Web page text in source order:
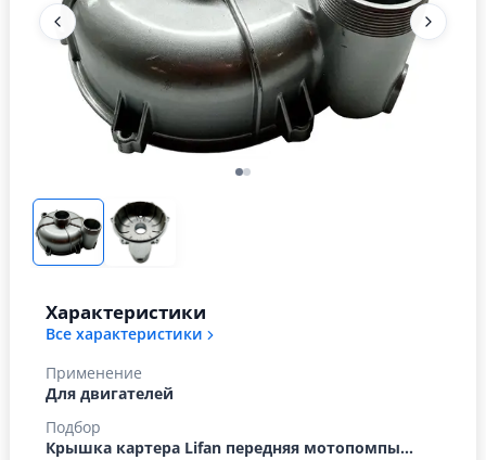
Характеристики
Все характеристики
Применение
Для двигателей
Подбор
Крышка картера Lifan передняя мотопомпы...